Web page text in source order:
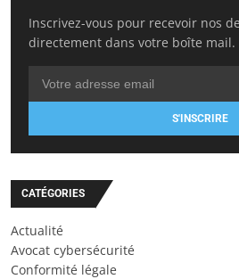
Inscrivez-vous pour recevoir nos
directement dans votre boîte mail.
S'INSCRIRE
CATÉGORIES
Actualité
Avocat cybersécurité
Conformité légale